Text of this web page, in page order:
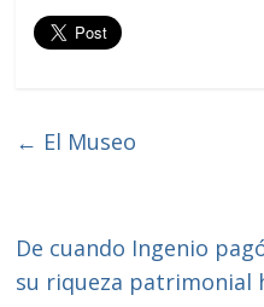
← El Museo
De cuando Ingenio
su riqueza patrimonial